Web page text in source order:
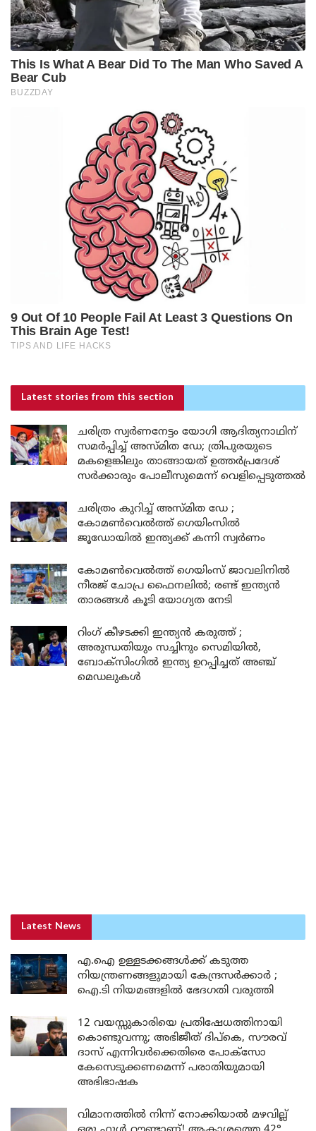
Latest stories from this section
ചരിത്ര സ്വർണനേട്ടം യോഗി ആദിത്യനാഥിന്
സമർപ്പിച്ച് അസ്മിത ഡേ; ത്രിപുരയുടെ
മകളെങ്കിലും താങ്ങായത് ഉത്തർപ്രദേശ്
സർക്കാരും പോലീസുമെന്ന് വെളിപ്പെടുത്തൽ
ചരിത്രം കുറിച്ച് അസ്മിത ഡേ ;
കോമൺവെൽത്ത് ഗെയിംസിൽ
ജൂഡോയിൽ ഇന്ത്യക്ക് കന്നി സ്വർണം
കോമൺവെൽത്ത് ഗെയിംസ് ജാവലിനിൽ
നീരജ് ചോപ്ര ഫൈനലിൽ; രണ്ട് ഇന്ത്യൻ
താരങ്ങൾ കൂടി യോഗ്യത നേടി
റിംഗ് കീഴടക്കി ഇന്ത്യൻ കരുത്ത് ;
അരുന്ധതിയും സച്ചിനും സെമിയിൽ,
ബോക്സിംഗിൽ ഇന്ത്യ ഉറപ്പിച്ചത് അഞ്ച്
മെഡലുകൾ
Latest News
എ.ഐ ഉള്ളടക്കങ്ങൾക്ക് കടുത്ത
നിയന്ത്രണങ്ങളുമായി കേന്ദ്രസർക്കാർ ;
ഐ.ടി നിയമങ്ങളിൽ ഭേദഗതി വരുത്തി
12 വയസ്സുകാരിയെ പ്രതിഷേധത്തിനായി
കൊണ്ടുവന്നു; അഭിജീത് ദിപ്കെ, സൗരവ്
ദാസ് എന്നിവർക്കെതിരെ പോക്സോ
കേസെടുക്കണമെന്ന് പരാതിയുമായി
അഭിഭാഷക
വിമാനത്തിൽ നിന്ന് നോക്കിയാൽ മഴവില്ല്